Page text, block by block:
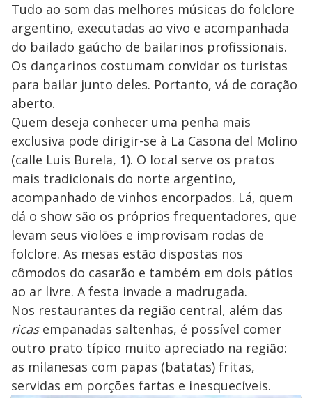
Tudo ao som das melhores músicas do folclore
argentino, executadas ao vivo e acompanhada
do bailado gaúcho de bailarinos profissionais.
Os dançarinos costumam convidar os turistas
para bailar junto deles. Portanto, vá de coração
aberto.
Quem deseja conhecer uma penha mais
exclusiva pode dirigir-se à La Casona del Molino
(calle Luis Burela, 1). O local serve os pratos
mais tradicionais do norte argentino,
acompanhado de vinhos encorpados. Lá, quem
dá o show são os próprios frequentadores, que
levam seus violões e improvisam rodas de
folclore. As mesas estão dispostas nos
cômodos do casarão e também em dois pátios
ao ar livre. A festa invade a madrugada.
Nos restaurantes da região central, além das
ricasempanadas saltenhas, é possível comer
outro prato típico muito apreciado na região:
as milanesas com papas (batatas) fritas,
servidas em porções fartas e inesquecíveis.